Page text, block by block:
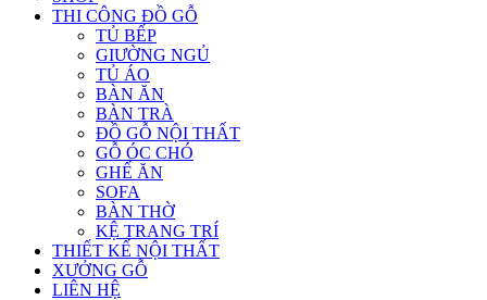
THI CÔNG ĐỒ GỖ
TỦ BẾP
GIƯỜNG NGỦ
TỦ ÁO
BÀN ĂN
BÀN TRÀ
ĐỒ GỖ NỘI THẤT
GỖ ÓC CHÓ
GHẾ ĂN
SOFA
BÀN THỜ
KỆ TRANG TRÍ
THIẾT KẾ NỘI THẤT
XƯỞNG GỖ
LIÊN HỆ